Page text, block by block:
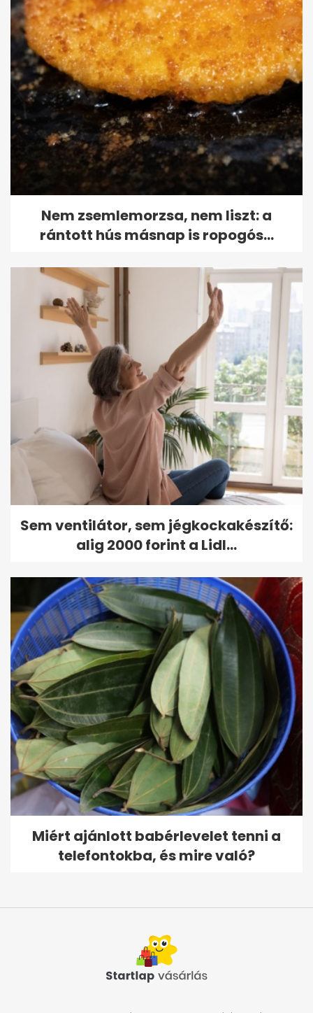
Nem zsemlemorzsa, nem liszt: a
rántott hús másnap is ropogós...
Sem ventilátor, sem jégkockakészítő:
alig 2000 forint a Lidl...
Miért ajánlott babérlevelet tenni a
telefontokba, és mire való?